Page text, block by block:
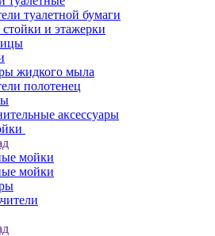
туалетной бумаги
и этажерки
жидкого мыла
полотенец
аксессуары
мойки
мойки